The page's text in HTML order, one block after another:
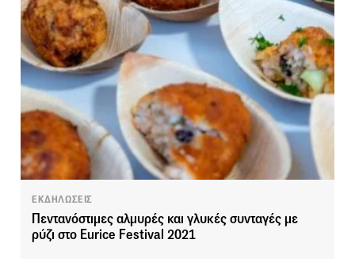
ΕΚΔΗΛΩΣΕΙΣ
Πεντανόστιμες αλμυρές και γλυκές συνταγές με
ρύζι στο Eurice Festival 2021